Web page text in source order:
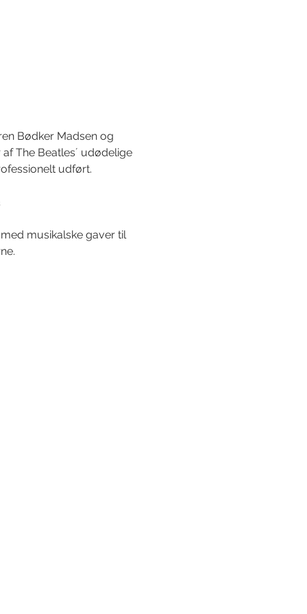
Bødker Madsen og
The Beatles´ udødelige
udført.
musikalske gaver til